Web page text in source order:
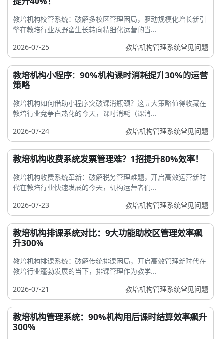
教培机构校管系统：破解多校区管理困局，驱动规模化增长新引
擎在教培行业从野蛮生长转向精细化运营的当...
2026-07-25
教培机构管理系统常见问题
教培机构小程序：90%机构课时消耗提升30%的运营
策略
教培机构如何借助小程序突破课消瓶颈？这五大策略值得收藏在
教培行业竞争白热化的今天，课时消耗（课消...
2026-07-24
教培机构管理系统常见问题
教培机构收费系统发票管理难？1招提升80%效率！
教培机构收费系统革新：破解税务管理难题，开启高效运营新时
代在教培行业快速发展的今天，机构运营者们...
2026-07-23
教培机构管理系统常见问题
教培机构排课系统对比：9大功能助校区管理效率飙
升300%
教培机构排课系统：破解传统排课困局，开启高效管理新时代在
教培行业蓬勃发展的当下，排课管理作为教学...
2026-07-21
教培机构管理系统常见问题
教培机构管理系统：90%机构用后课时结算效率飙升
300%